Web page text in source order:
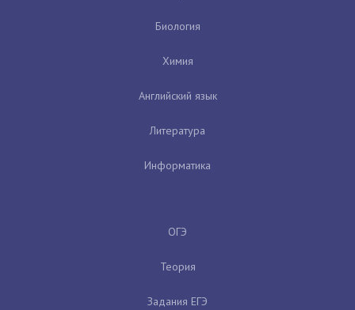
Биология
Химия
Английский язык
Литература
Информатика
ОГЭ
Теория
Задания ЕГЭ